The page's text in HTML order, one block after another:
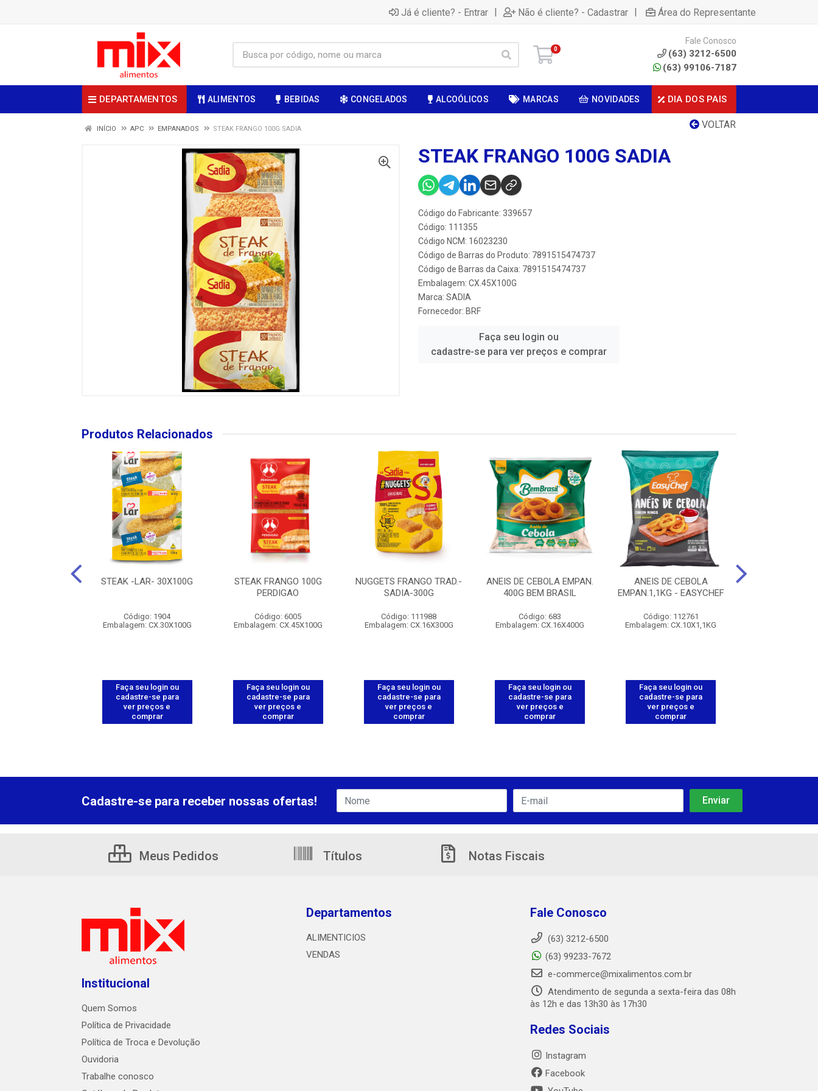
Já é cliente? - Entrar | Não é cliente? - Cadastrar | Área do Representante
0
Fale Conosco
(63) 3212-6500
(63) 99106-7187
DEPARTAMENTOS ALIMENTOS BEBIDAS CONGELADOS ALCOÓLICOS MARCAS NOVIDADES DIA DOS PAIS
VOLTAR
INÍCIO APC EMPANADOS STEAK FRANGO 100G SADIA
STEAK FRANGO 100G SADIA
Código do Fabricante: 339657
Código: 111355
Código NCM: 16023230
Código de Barras do Produto: 7891515474737
Código de Barras da Caixa: 7891515474737
Embalagem: CX.45X100G
Marca: SADIA
Fornecedor: BRF
Faça seu login ou
cadastre-se para ver preços e comprar
Produtos Relacionados
STEAK -LAR- 30X100G
Código: 1904
Embalagem: CX.30X100G
Faça seu login ou
cadastre-se para
ver preços e
comprar
STEAK FRANGO 100G
PERDIGAO
Código: 6005
Embalagem: CX.45X100G
Faça seu login ou
cadastre-se para
ver preços e
comprar
NUGGETS FRANGO TRAD.-
SADIA-300G
Código: 111988
Embalagem: CX.16X300G
Faça seu login ou
cadastre-se para
ver preços e
comprar
ANEIS DE CEBOLA EMPAN.
400G BEM BRASIL
Código: 683
Embalagem: CX.16X400G
Faça seu login ou
cadastre-se para
ver preços e
comprar
ANEIS DE CEBOLA
EMPAN.1,1KG - EASYCHEF
Código: 112761
Embalagem: CX.10X1,1KG
Faça seu login ou
cadastre-se para
ver preços e
comprar
Cadastre-se para receber nossas ofertas!
Meus Pedidos Títulos Notas Fiscais
Institucional
Quem Somos
Política de Privacidade
Política de Troca e Devolução
Ouvidoria
Trabalhe conosco
Departamentos
ALIMENTICIOS
VENDAS
Fale Conosco
(63) 3212-6500
(63) 99233-7672
e-commerce@mixalimentos.com.br
Atendimento de segunda a sexta-feira das 08h
às 12h e das 13h30 às 17h30
Redes Sociais
Instagram
Facebook